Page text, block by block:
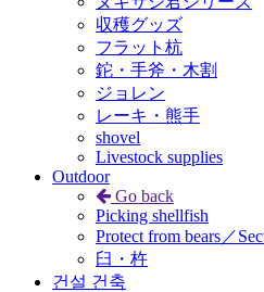
収穫グッズ
フラット杭
鉈・手斧・木割
ジョレン
レーキ・熊手
shovel
Livestock supplies
Outdoor
Go back
Picking shellfish
Protect from bears／
臼・杵
건설 건축